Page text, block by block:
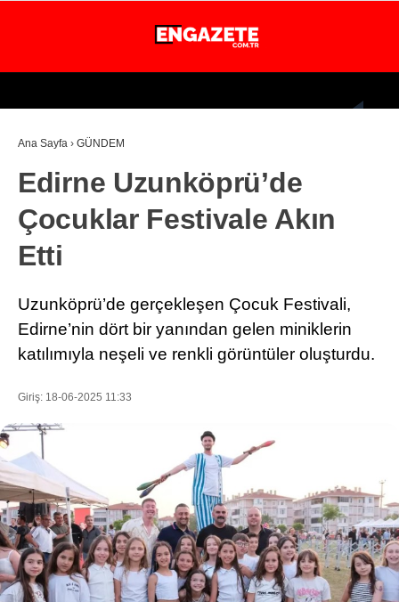
WhatsApp İhbar Hattı
Facebook
31.4
İSTANBUL
GÜNDEM
EKONOMİ
DÜNYA
MAGAZİN
SAĞLIK
TEKNOLOJİ
EĞİTİM
Ana Sayfa › GÜNDEM
Edirne Uzunköprü’de
Çocuklar Festivale Akın
Etti
Uzunköprü’de gerçekleşen Çocuk Festivali,
Edirne’nin dört bir yanından gelen miniklerin
katılımıyla neşeli ve renkli görüntüler oluşturdu.
Giriş: 18-06-2025 11:33